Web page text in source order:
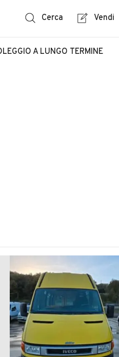
Cerca Vendi
A LUNGO TERMINE